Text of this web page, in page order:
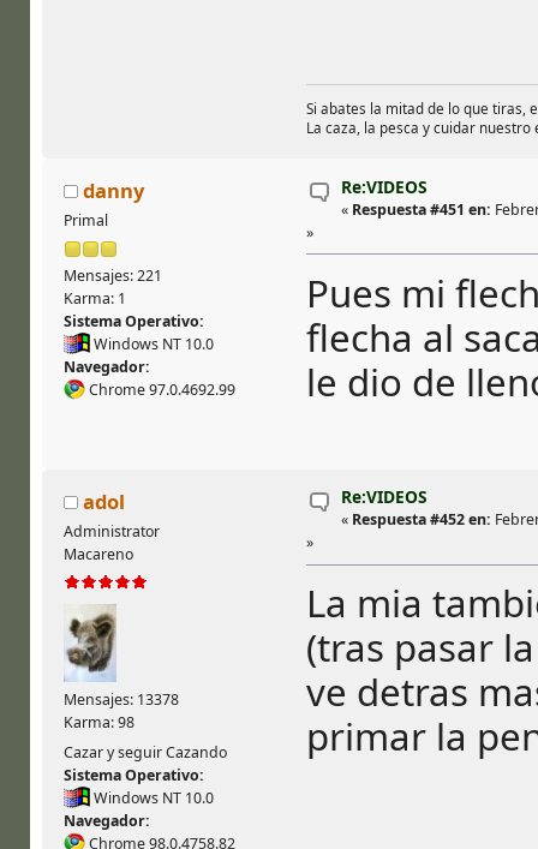
Si abates la mitad de lo que tiras,
La caza, la pesca y cuidar
danny
Primal
Mensajes: 221
Karma: 1
Sistema Operativo:
Windows NT 10.0
Navegador:
Chrome 97.0.4692.99
Re:VIDEOS
« Respuesta #451 en:
»
Pues mi
flecha al
le dio de
adol
Administrator
Macareno
Mensajes: 13378
Karma: 98
Cazar y seguir Cazando
Sistema Operativo:
Windows NT 10.0
Navegador:
Chrome 98.0.4758.82
Re:VIDEOS
« Respuesta #452 en:
»
La mia
(tras pasar
ve detras
primar la